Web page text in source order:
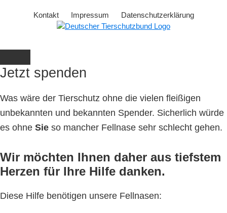
Kontakt Impressum Datenschutzerklärung
Jetzt spenden
Was wäre der Tierschutz ohne die vielen fleißigen
unbekannten und bekannten Spender. Sicherlich würde
es ohne Sie so mancher Fellnase sehr schlecht gehen.
Wir möchten Ihnen daher aus tiefstem
Herzen für Ihre Hilfe danken.
Diese Hilfe benötigen unsere Fellnasen: